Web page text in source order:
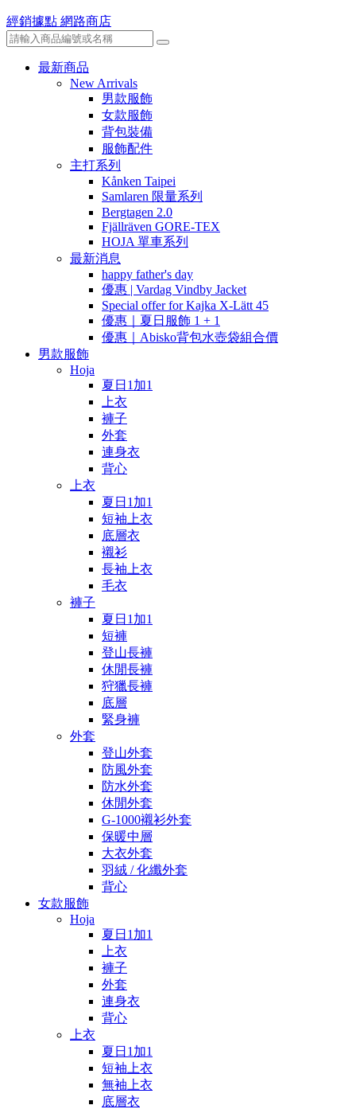
經銷據點 網路商店
最新商品
New Arrivals
男款服飾
女款服飾
背包裝備
服飾配件
主打系列
Kånken Taipei
Samlaren 限量系列
Bergtagen 2.0
Fjällräven GORE-TEX
HOJA 單車系列
最新消息
happy father's day
優惠 | Vardag Vindby Jacket
Special offer for Kajka X-Lätt 45
優惠｜夏日服飾 1 + 1
優惠｜Abisko背包水壺袋組合價
男款服飾
Hoja
夏日1加1
上衣
褲子
外套
連身衣
背心
上衣
夏日1加1
短袖上衣
底層衣
襯衫
長袖上衣
毛衣
褲子
夏日1加1
短褲
登山長褲
休閒長褲
狩獵長褲
底層
緊身褲
外套
登山外套
防風外套
防水外套
休閒外套
G-1000襯衫外套
保暖中層
大衣外套
羽絨 / 化纖外套
背心
女款服飾
Hoja
夏日1加1
上衣
褲子
外套
連身衣
背心
上衣
夏日1加1
短袖上衣
無袖上衣
底層衣